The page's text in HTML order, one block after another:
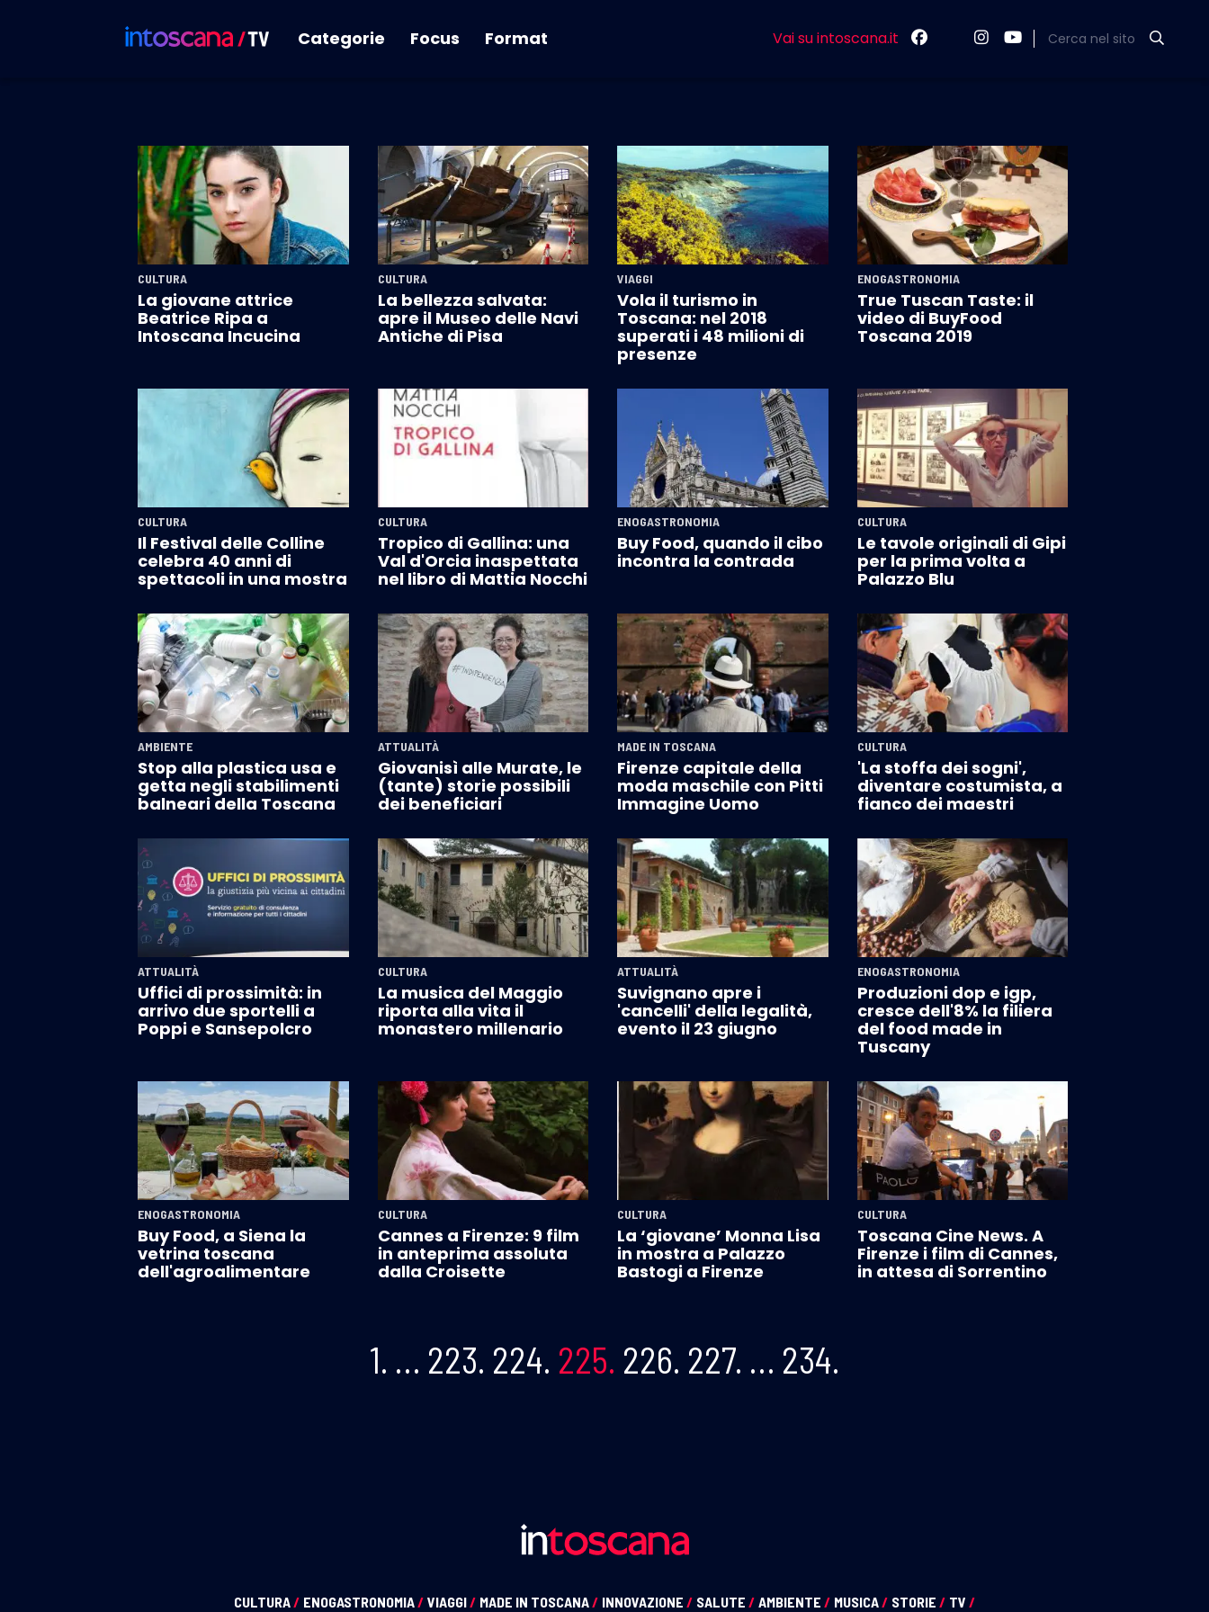
Categorie Focus Format Vai su intoscana.it Cerca nel sito
CULTURA
La giovane attrice
Beatrice Ripa a
Intoscana Incucina
CULTURA
La bellezza salvata:
apre il Museo delle Navi
Antiche di Pisa
VIAGGI
Vola il turismo in
Toscana: nel 2018
superati i 48 milioni di
presenze
ENOGASTRONOMIA
True Tuscan Taste: il
video di BuyFood
Toscana 2019
CULTURA
Il Festival delle Colline
celebra 40 anni di
spettacoli in una mostra
CULTURA
Tropico di Gallina: una
Val d'Orcia inaspettata
nel libro di Mattia Nocchi
ENOGASTRONOMIA
Buy Food, quando il cibo
incontra la contrada
CULTURA
Le tavole originali di Gipi
per la prima volta a
Palazzo Blu
AMBIENTE
Stop alla plastica usa e
getta negli stabilimenti
balneari della Toscana
ATTUALITÀ
Giovanisì alle Murate, le
(tante) storie possibili
dei beneficiari
MADE IN TOSCANA
Firenze capitale della
moda maschile con Pitti
Immagine Uomo
CULTURA
'La stoffa dei sogni',
diventare costumista, a
fianco dei maestri
ATTUALITÀ
Uffici di prossimità: in
arrivo due sportelli a
Poppi e Sansepolcro
CULTURA
La musica del Maggio
riporta alla vita il
monastero millenario
ATTUALITÀ
Suvignano apre i
'cancelli' della legalità,
evento il 23 giugno
ENOGASTRONOMIA
Produzioni dop e igp,
cresce dell'8% la filiera
del food made in
Tuscany
ENOGASTRONOMIA
Buy Food, a Siena la
vetrina toscana
dell'agroalimentare
CULTURA
Cannes a Firenze: 9 film
in anteprima assoluta
dalla Croisette
CULTURA
La ‘giovane’ Monna Lisa
in mostra a Palazzo
Bastogi a Firenze
CULTURA
Toscana Cine News. A
Firenze i film di Cannes,
in attesa di Sorrentino
1. … 223. 224. 225. 226. 227. … 234.
CULTURA/ ENOGASTRONOMIA/ VIAGGI/ MADE IN TOSCANA/ INNOVAZIONE / SALUTE / AMBIENTE / MUSICA/ STORIE / TV /